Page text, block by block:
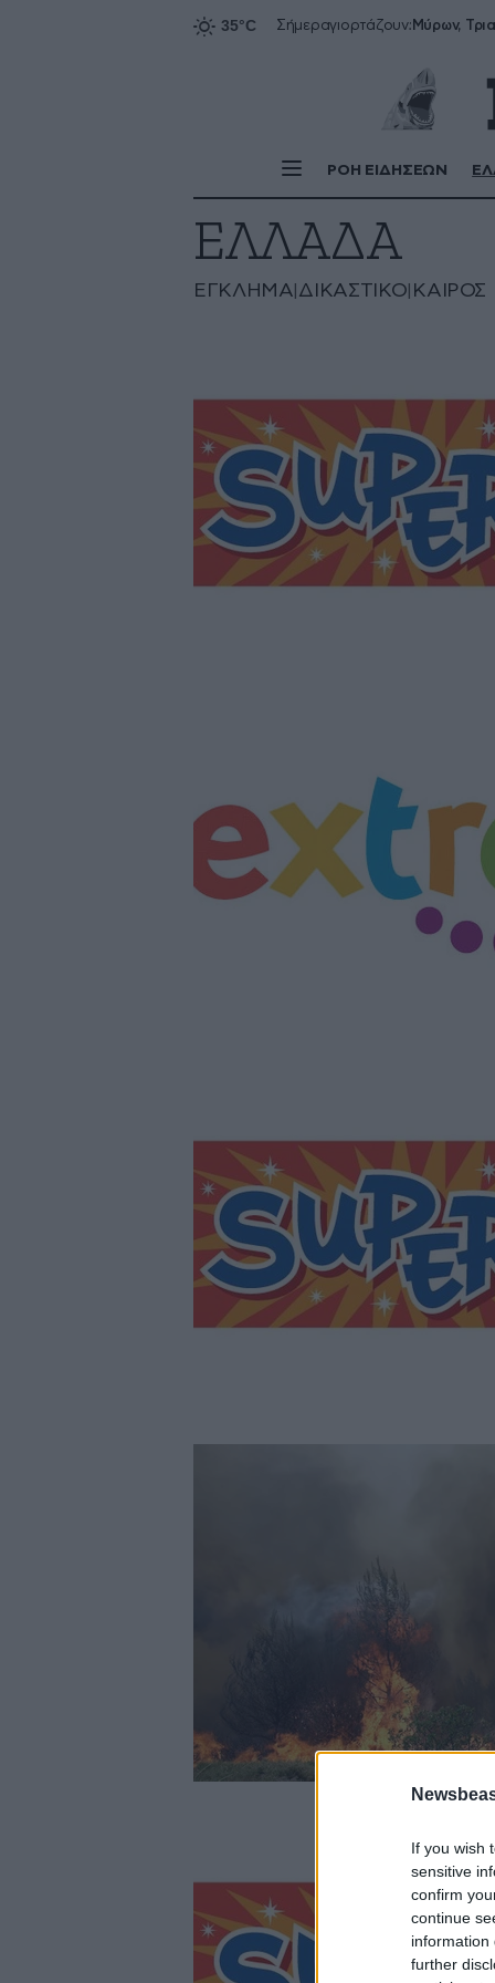
If you wish
sensitive
confirm
continue
information
further
Σήμεραγιορτάζουν:
ΡΟΗ ΕΙΔΗΣΕΩΝ
ΕΛΛΑΔΑ
ΈΓΚΛΗΜΑ ΔΙΚΑΣΤΙΚΌ ΚΑΙΡΌΣ